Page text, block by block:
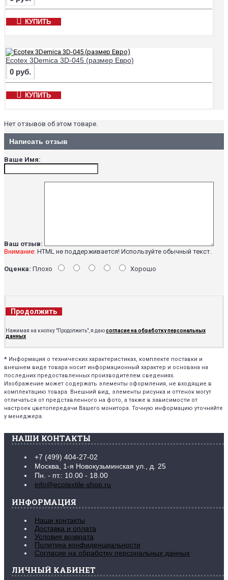
КУПИТЬ
Ecotex 3Demica 3D-045 (размер Евро)
0 руб.
КУПИТЬ
Нет отзывов об этом товаре.
Написать отзыв
Ваше Имя:
Ваш отзыв:
Внимание: HTML не поддерживается! Используйте обычный текст.
Оценка: Плохо Хорошо
Продолжить
Нажимая на кнопку "Продолжить", я даюсогласие на обработку персональных
данных
* Информация о технических характеристиках, комплекте поставки и
внешнем виде товара носит информационный характер и основана на
последних предоставленных производителем сведениях.
Изображение может содержать элементы оформления, не входящие в
комплектацию товара. Внешний вид, элементы рисунка и оттенок могут
отличаться от представленного на фото, а также в зависимости от
настроек цветопередачи Вашего монитора. Точную информацию уточняйте
у менеджера.
НАШИ КОНТАКТЫ
+7 (499) 404-27-02
Москва, 1-я Новокузьминская ул., д. 25
Пн. - пт.: 10.00 - 18.00
info@ecotextile-shop.ru
ИНФОРМАЦИЯ
Наши контакты
Доставка и оплата
Условия возврата
Политика конфиденциальности
Согласие на обработку персональных данных
ЛИЧНЫЙ КАБИНЕТ